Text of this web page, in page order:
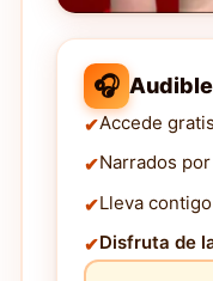
🎧 Audible
Accede
Narrados
Lleva
Disfruta de